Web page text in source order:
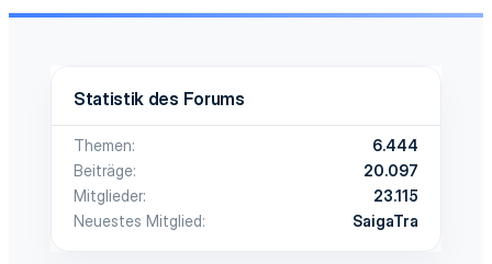
Statistik des Forums
Themen
6.444
Beiträge
20.097
Mitglieder
23.115
Neuestes Mitglied
SaigaTra